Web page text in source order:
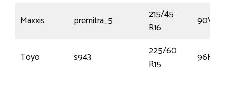
Maxxis premitra_5
215/45
R16
90V
Toyo s943
225/60
R15
96H